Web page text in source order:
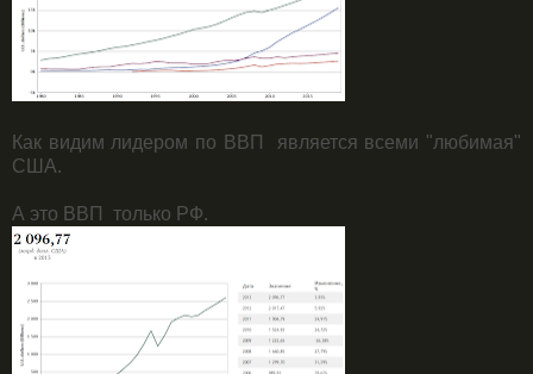
Как видим лидером по ВВП является всеми "любимая"
США.
А это ВВП только РФ.